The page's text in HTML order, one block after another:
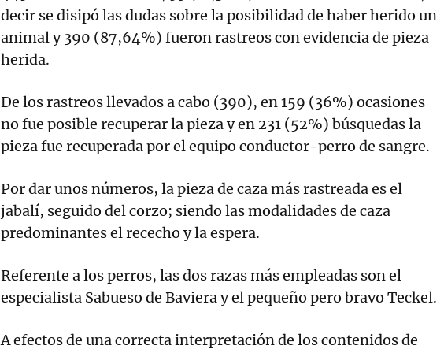
decir se disipó las dudas sobre la posibilidad de haber herido un
animal y 390 (87,64%) fueron rastreos con evidencia de pieza
herida.
De los rastreos llevados a cabo (390), en 159 (36%) ocasiones
no fue posible recuperar la pieza y en 231 (52%) búsquedas la
pieza fue recuperada por el equipo conductor-perro de sangre.
Por dar unos números, la pieza de caza más rastreada es el
jabalí, seguido del corzo; siendo las modalidades de caza
predominantes el rececho y la espera.
Referente a los perros, las dos razas más empleadas son el
especialista Sabueso de Baviera y el pequeño pero bravo Teckel.
A efectos de una correcta interpretación de los contenidos de